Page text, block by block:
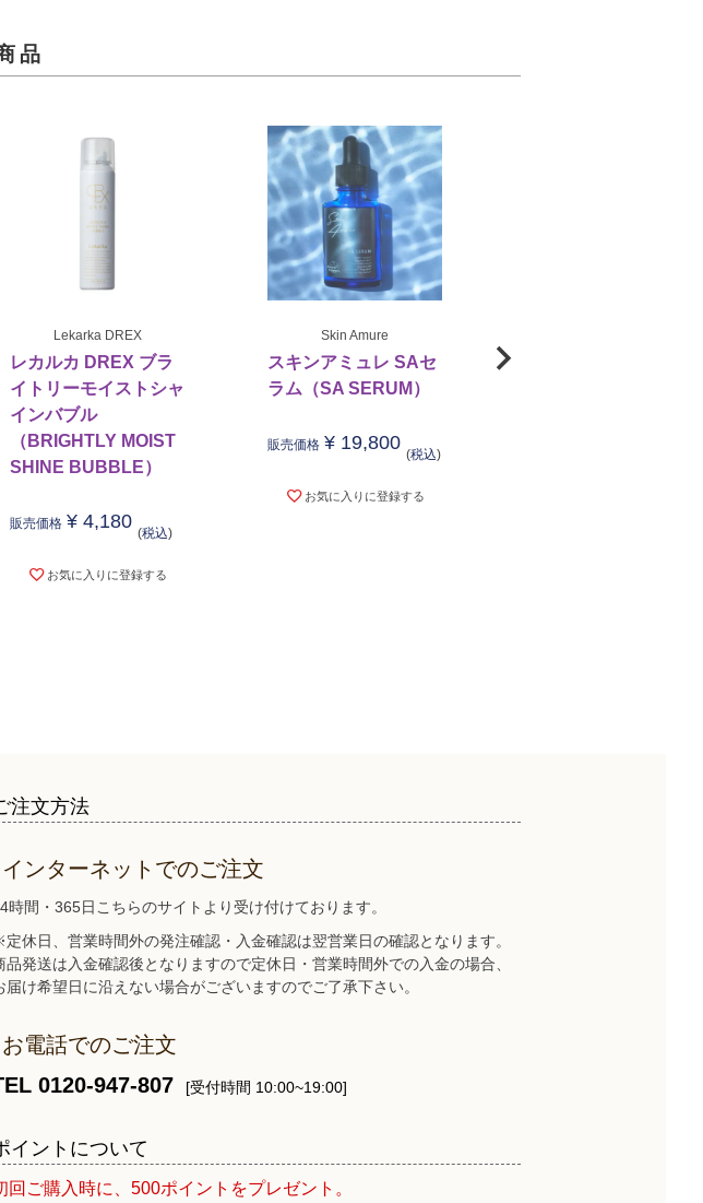
品
Lekarka DREX
レカルカ DREX ブラ
イトリーモイストシャ
インバブル
（BRIGHTLY MOIST
SHINE BUBBLE）
販売価格 ¥ 4,180
税込
お気に入りに登録する
Skin Amure
スキンアミュレ SAセ
ラム（SA SERUM）
販売価格 ¥ 19,800
税込
お気に入りに登録する
注文方法
インターネットでのご注文
時間・365日こちらのサイトより受け付けております。
休日、営業時間外の発注確認・入金確認は翌営業日の確認となります。
品発送は入金確認後となりますので定休日・営業時間外での入金の場合、
届け希望日に沿えない場合がございますのでご了承下さい。
お電話でのご注文
0120-947-807
[受付時間 10:00~19:00]
イントについて
回ご購入時に、500ポイントをプレゼント。